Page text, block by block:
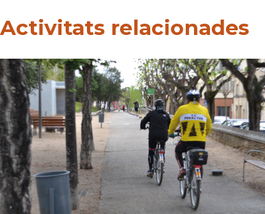
Activitats relacionades